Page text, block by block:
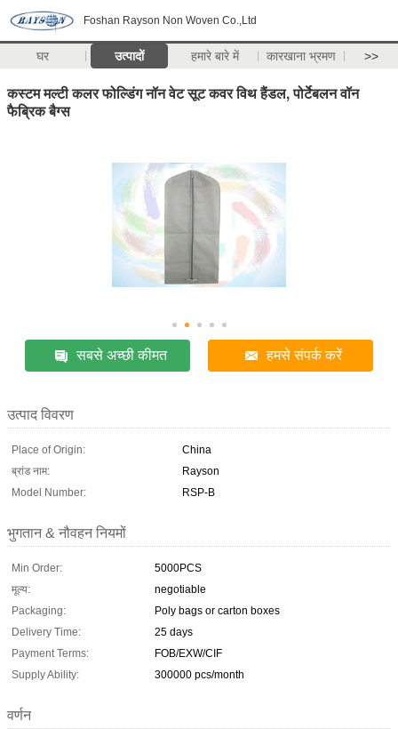
Foshan Rayson Non Woven Co.,Ltd
घर उत्पादों हमारे बारे में कारखाना भ्रमण >>
कस्टम मल्टी कलर फोल्डिंग नॉन वेट सूट कवर विथ हैंडल, पोर्टेबलन वॉन
फैब्रिक बैग्स
सबसे अच्छी कीमत हमसे संपर्क करें
उत्पाद विवरण
Place of Origin:
China
ब्रांड नाम:
Rayson
Model Number:
RSP-B
भुगतान & नौवहन नियमों
Min Order:
5000PCS
मूल्य:
negotiable
Packaging:
Poly bags or carton boxes
Delivery Time:
25 days
Payment Terms:
FOB/EXW/CIF
Supply Ability:
300000 pcs/month
वर्णन